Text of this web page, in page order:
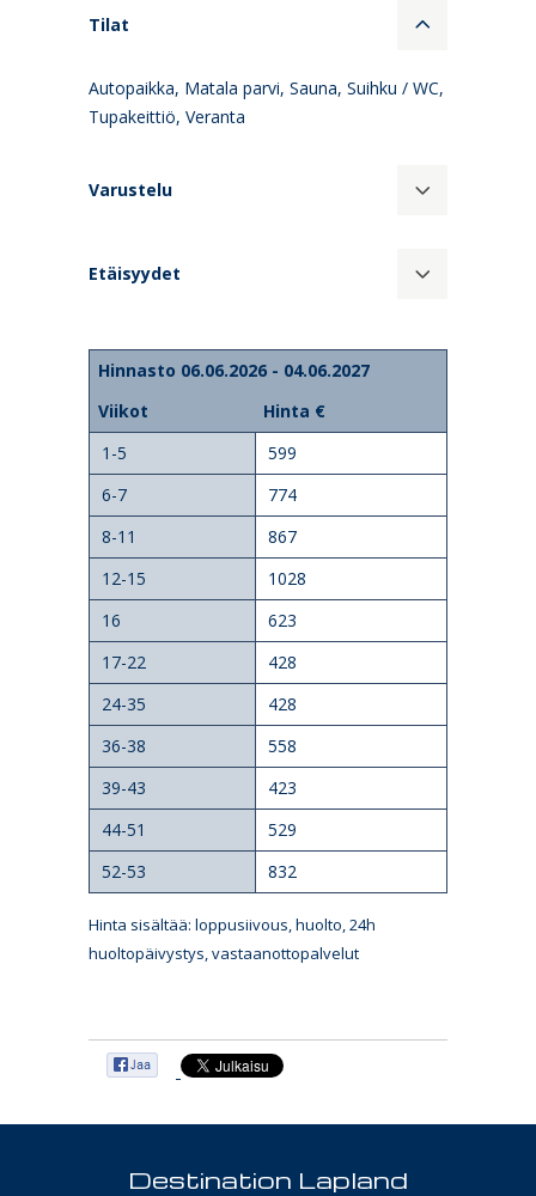
Tilat
Autopaikka, Matala parvi, Sauna, Suihku / WC,
Tupakeittiö, Veranta
Varustelu
Etäisyydet
Hinnasto 06.06.2026 - 04.06.2027
Viikot
Hinta €
1-5
599
6-7
774
8-11
867
12-15
1028
16
623
17-22
428
24-35
428
36-38
558
39-43
423
44-51
529
52-53
832
Hinta sisältää: loppusiivous, huolto, 24h
huoltopäivystys, vastaanottopalvelut
Destination Lapland